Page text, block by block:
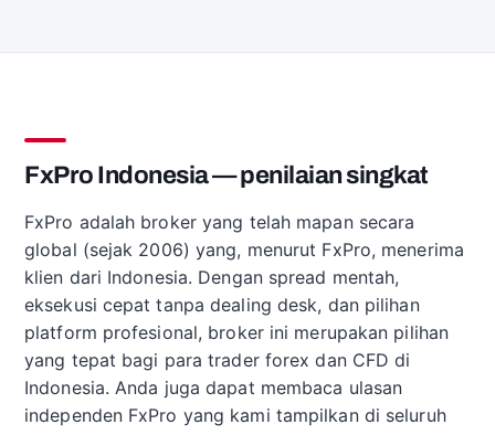
FxPro Indonesia — penilaian singkat
FxPro adalah broker yang telah mapan secara
global (sejak 2006) yang, menurut FxPro, menerima
klien dari Indonesia. Dengan spread mentah,
eksekusi cepat tanpa dealing desk, dan pilihan
platform profesional, broker ini merupakan pilihan
yang tepat bagi para trader forex dan CFD di
Indonesia. Anda juga dapat membaca ulasan
independen FxPro yang kami tampilkan di seluruh